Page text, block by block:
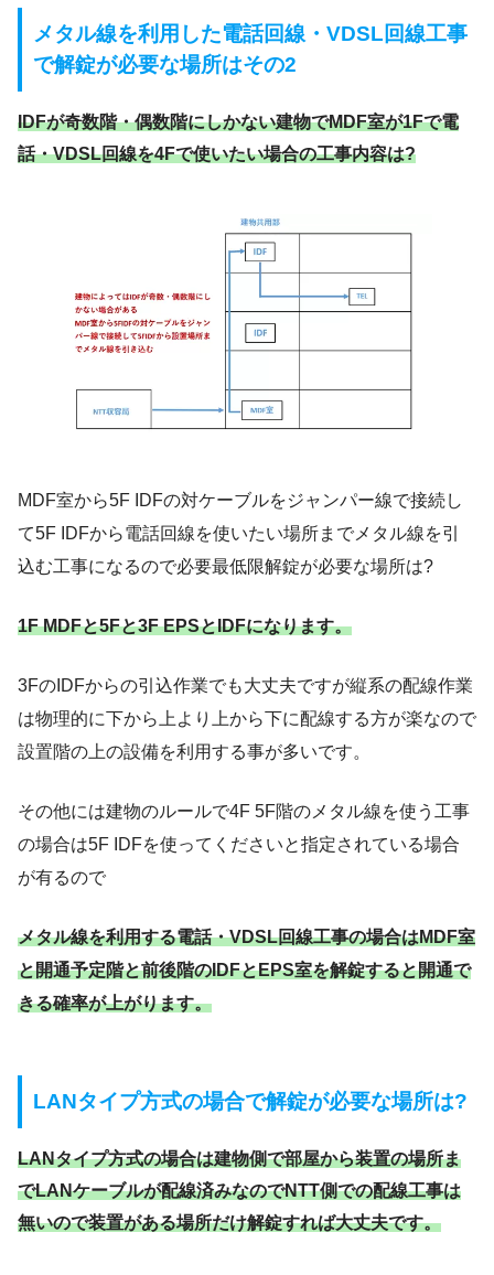
メタル線を利用した電話回線・VDSL回線工事
で解錠が必要な場所はその2
IDFが奇数階・偶数階にしかない建物でMDF室が1Fで電
話・VDSL回線を4Fで使いたい場合の工事内容は?
MDF室から5F IDFの対ケーブルをジャンパー線で接続し
て5F IDFから電話回線を使いたい場所までメタル線を引
込む工事になるので必要最低限解錠が必要な場所は?
1F MDFと5Fと3F EPSとIDFになります。
3FのIDFからの引込作業でも大丈夫ですが縦系の配線作業
は物理的に下から上より上から下に配線する方が楽なので
設置階の上の設備を利用する事が多いです。
その他には建物のルールで4F 5F階のメタル線を使う工事
の場合は5F IDFを使ってくださいと指定されている場合
が有るので
メタル線を利用する電話・VDSL回線工事の場合はMDF室
と開通予定階と前後階のIDFとEPS室を解錠すると開通で
きる確率が上がります。
LANタイプ方式の場合で解錠が必要な場所は?
LANタイプ方式の場合は建物側で部屋から装置の場所ま
でLANケーブルが配線済みなのでNTT側での配線工事は
無いので装置がある場所だけ解錠すれば大丈夫です。